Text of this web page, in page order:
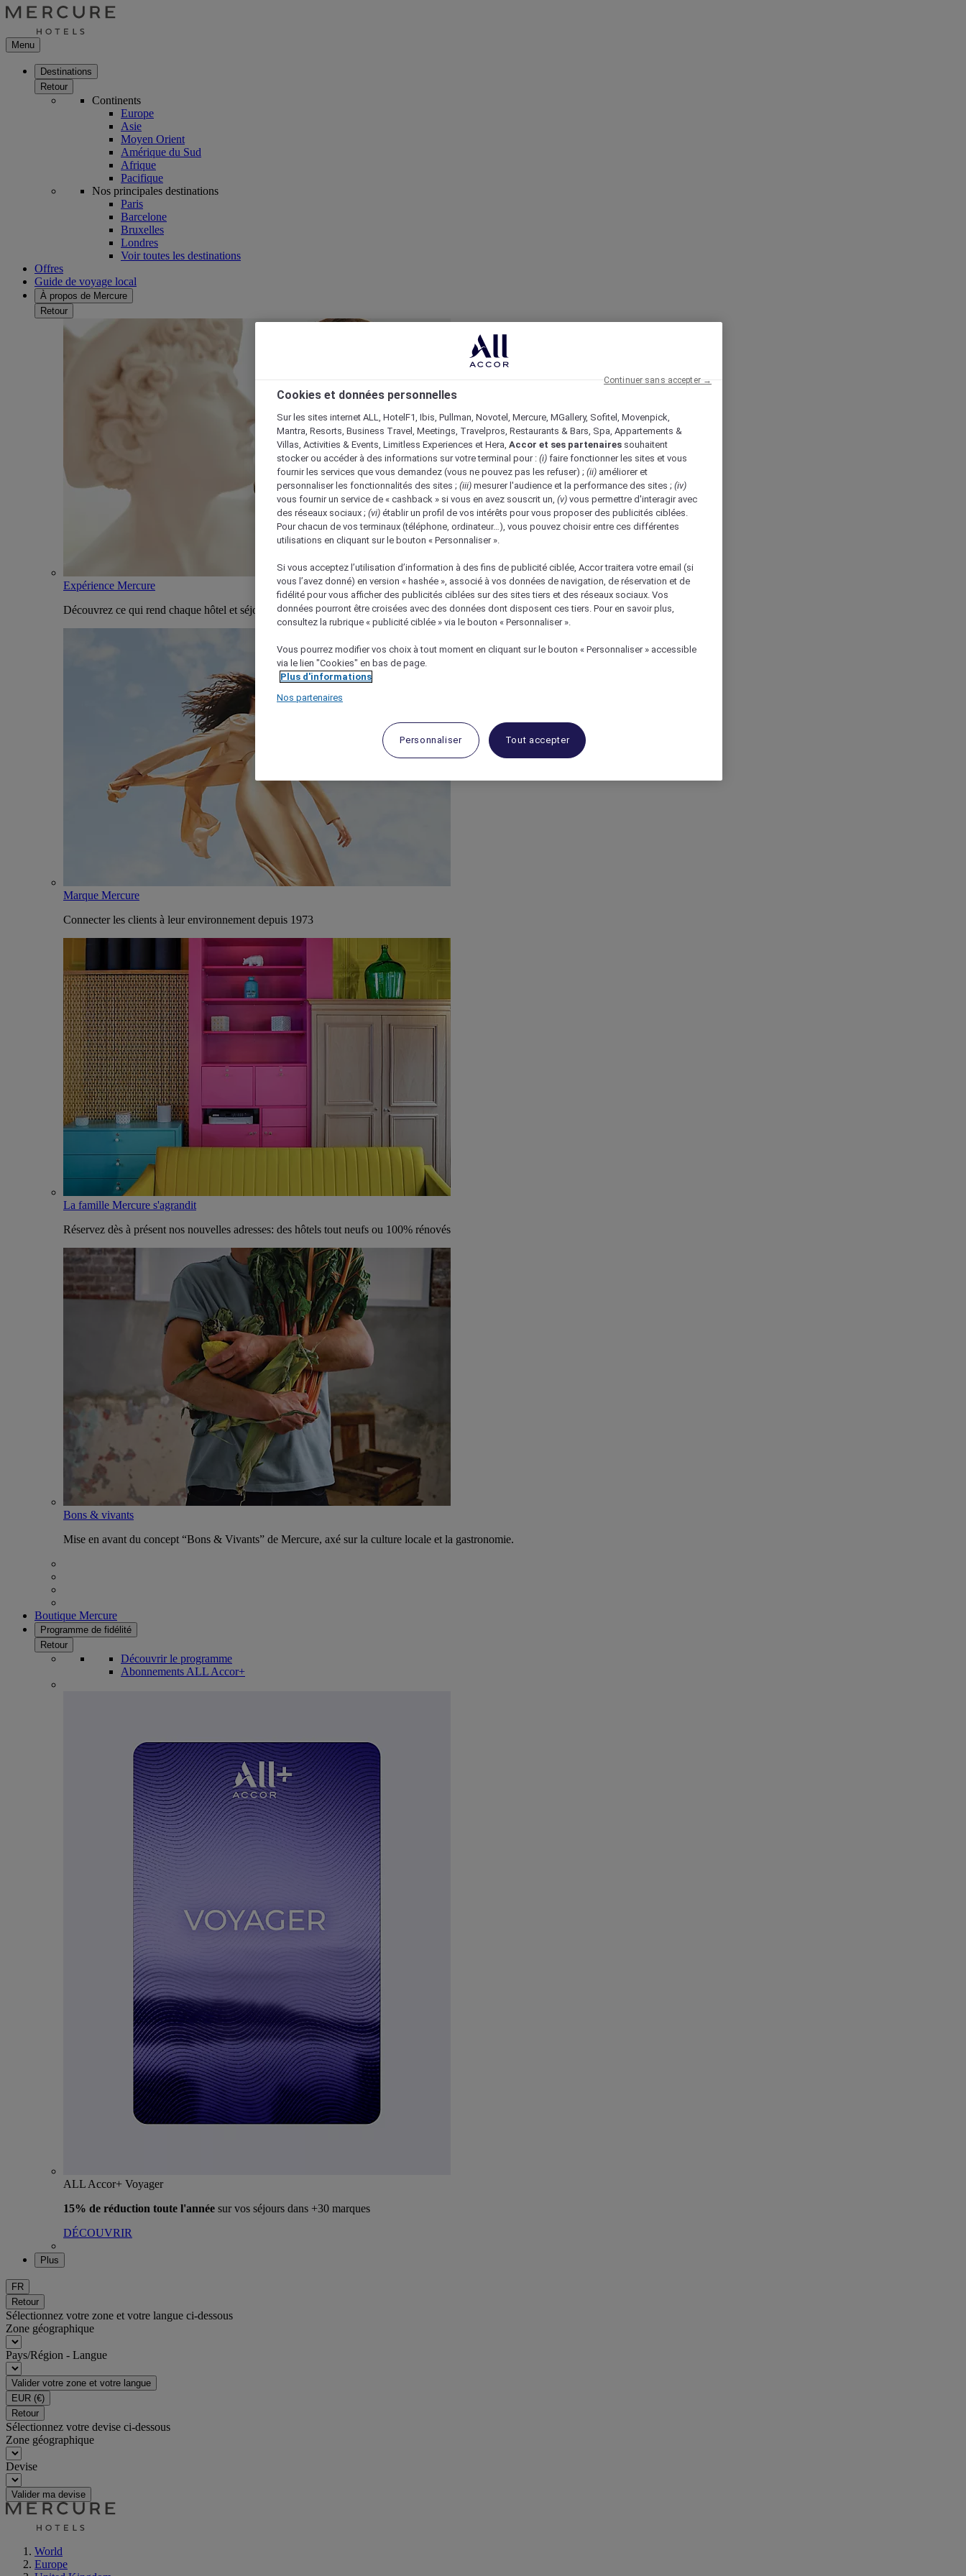
Menu
Destinations
Retour
Continents
Europe
Asie
Moyen Orient
Amérique du Sud
Afrique
Pacifique
Nos principales destinations
Paris
Barcelone
Bruxelles
Londres
Voir toutes les destinations
Offres
Guide de voyage local
À propos de Mercure
Retour
Expérience Mercure
Découvrez ce qui rend chaque hôtel et séjour Mercure unique
Marque Mercure
Connecter les clients à leur environnement depuis 1973
La famille Mercure s'agrandit
Réservez dès à présent nos nouvelles adresses: des hôtels tout neufs ou 100% rénovés
Bons & vivants
Mise en avant du concept “Bons & Vivants” de Mercure, axé sur la culture locale et la gastronomie.
Boutique Mercure
Programme de fidélité
Retour
Découvrir le programme
Abonnements ALL Accor+
ALL Accor+ Voyager
15% de réduction toute l'année sur vos séjours dans +30 marques
DÉCOUVRIR
Plus
FR
Retour
Sélectionnez votre zone et votre langue ci-dessous
Zone géographique
Pays/Région - Langue
Valider votre zone et votre langue
EUR (€)
Retour
Sélectionnez votre devise ci-dessous
Zone géographique
Devise
Valider ma devise
World
Europe
Cookies et données personnelles
Sur les sites internet ALL, HotelF1, Ibis, Pullman, Novotel, Mercure, MGallery, Sofitel, Movenpick,
Mantra, Resorts, Business Travel, Meetings, Travelpros, Restaurants & Bars, Spa, Appartements &
Villas, Activities & Events, Limitless Experiences et Hera, Accor et ses partenaires souhaitent
stocker ou accéder à des informations sur votre terminal pour : (i) faire fonctionner les sites et vous
fournir les services que vous demandez (vous ne pouvez pas les refuser) ; (ii) améliorer et
personnaliser les fonctionnalités des sites ; (iii) mesurer l'audience et la performance des sites ; (iv)
vous fournir un service de « cashback » si vous en avez souscrit un, (v) vous permettre d'interagir avec
des réseaux sociaux ; (vi) établir un profil de vos intérêts pour vous proposer des publicités ciblées.
Pour chacun de vos terminaux (téléphone, ordinateur…), vous pouvez choisir entre ces différentes
utilisations en cliquant sur le bouton « Personnaliser ».
Si vous acceptez l’utilisation d’information à des fins de publicité ciblée, Accor traitera votre email (si
vous l’avez donné) en version « hashée », associé à vos données de navigation, de réservation et de
fidélité pour vous afficher des publicités ciblées sur des sites tiers et des réseaux sociaux. Vos
données pourront être croisées avec des données dont disposent ces tiers. Pour en savoir plus,
consultez la rubrique « publicité ciblée » via le bouton « Personnaliser ».
Vous pourrez modifier vos choix à tout moment en cliquant sur le bouton « Personnaliser » accessible
via le lien "Cookies" en bas de page.
Plus d'informations
Nos partenaires
Personnaliser Tout accepter
Continuer sans accepter →